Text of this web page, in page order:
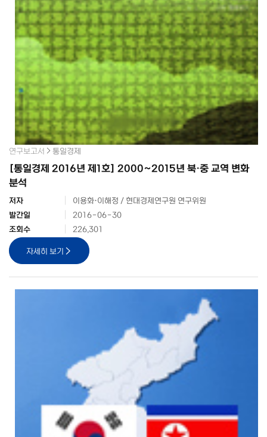
연구보고서 통일경제
[통일경제 2016년 제1호] 2000~2015년 북·중 교역 변화
분석
저자
이용화·이해정 / 현대경제연구원 연구위원
발간일
2016-06-30
조회수
226,301
자세히 보기